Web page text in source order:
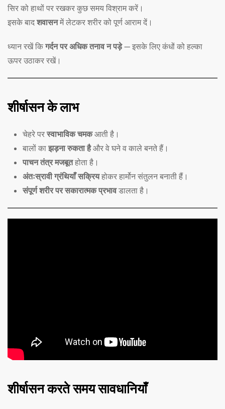
सिर को हाथों पर रखकर कुछ समय विश्राम करें।
इसके बाद शवासनमें लेटकर शरीर को पूर्ण आराम दें।
ध्यान रखें कि गर्दन पर अधिक तनाव न पड़े— इसके लिए कंधों को हल्का
ऊपर उठाकर रखें।
शीर्षासन के लाभ
चेहरे पर स्वाभाविक चमकआती है।
बालों का झड़ना रुकता हैऔर वे घने व काले बनते हैं।
पाचन तंत्र मजबूतहोता है।
अंतःस्रावी ग्रंथियाँ सक्रियहोकर हार्मोन संतुलन बनाती हैं।
संपूर्ण शरीर पर सकारात्मक प्रभावडालता है।
शीर्षासन करते समय सावधानियाँ